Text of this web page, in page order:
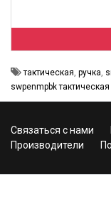
тактическая ручка
swpenmpbk тактическая
Связаться с нами
Производители